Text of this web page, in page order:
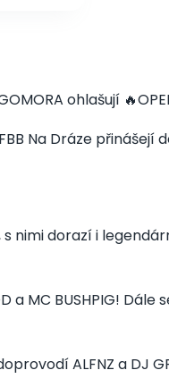
ohlašují
Na Dráze přinášejí
nimi dorazí i
a MC BUSHPIG!
ALFNZ a DJ